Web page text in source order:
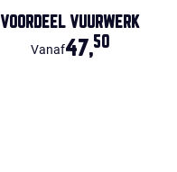
VOORDEEL VUURWERK
Vanaf47,50